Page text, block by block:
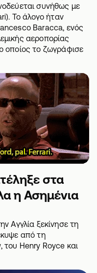
συνήθως με
Το άλογο ήταν
Baracca, ενός
αεροπορίας
οποίος το ζωγράφισε
στα
η Ασημένια
Αγγλία ξεκίνησε τη
από τη
του Henry Royce και